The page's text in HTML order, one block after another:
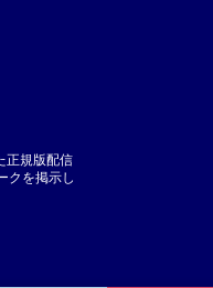
正規版配信
クを掲示し